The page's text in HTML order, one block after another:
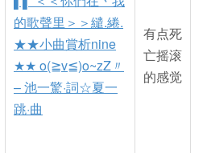
的歌聲里＞＞繾.綣.
★★小曲賞析nine
★★ o(≧v≦)o~zZ〃
– 池一驚·詞☆夏一
跳·曲
有点死
亡摇滚
的感觉